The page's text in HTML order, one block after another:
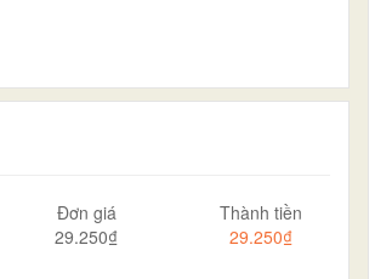
Đơn giá
29.250₫
Thành tiền
29.250₫